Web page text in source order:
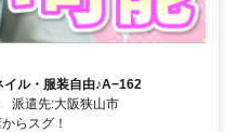
イル・服装自由♪A−162
派遣先:大阪狭山市
らスグ！